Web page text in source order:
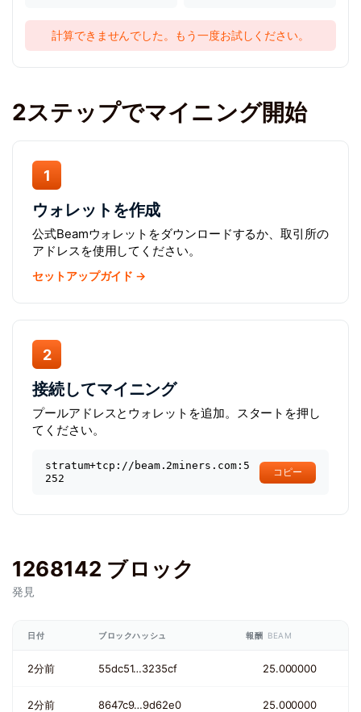
計算できませんでした。もう一度お試しください。
2ステップでマイニング開始
1
ウォレットを作成
公式Beamウォレットをダウンロードするか、取引所の
アドレスを使用してください。
セットアップガイド →
2
接続してマイニング
プールアドレスとウォレットを追加。スタートを押し
てください。
stratum+tcp://beam.2miners.com:5
252
コピー
1268142 ブロック
発見
日付 ブロックハッシュ 報酬 BEAM
2分前 55dc51…3235cf 25.000000
2分前 8647c9…9d62e0 25.000000